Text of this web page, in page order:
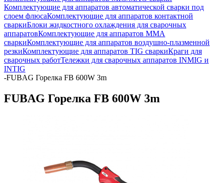
Комплектующие для аппаратов автоматической сварки под
слоем флюсаКомплектующие для аппаратов контактной
сваркиБлоки жидкостного охлаждения для сварочных
аппаратовКомплектующие для аппаратов ММА
сваркиКомплектующие для аппаратов воздушно-плазменной
резкиКомплектующие для аппаратов TIG сваркиКраги для
сварочных работТележки для сварочных аппаратов INMIG и
INTIG
-FUBAG Горелка FB 600W 3m
FUBAG Горелка FB 600W 3m